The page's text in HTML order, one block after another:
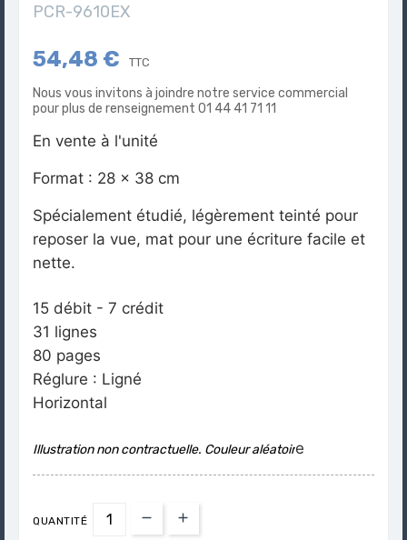
PCR-9610EX
54,48 € TTC
Nous vous invitons à joindre notre service commercial
pour plus de renseignement 01 44 41 71 11
En vente à l'unité
Format : 28 x 38 cm
Spécialement étudié, légèrement teinté pour
reposer la vue, mat pour une écriture facile et
nette.
15 débit - 7 crédit
31 lignes
80 pages
Réglure : Ligné
Horizontal
Illustration non contractuelle. Couleur aléatoire
QUANTITÉ